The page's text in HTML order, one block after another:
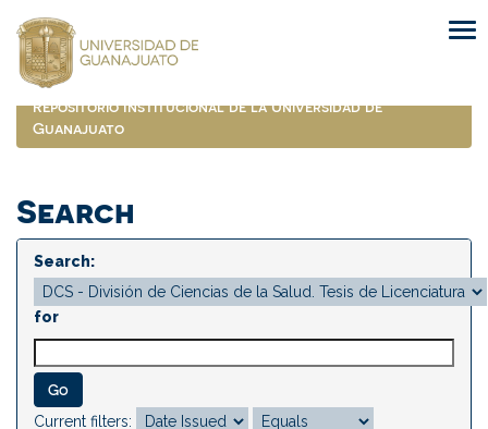
navigation
Repositorio Institucional de la Universidad de
Guanajuato
Search
Search:
for
Current filters: